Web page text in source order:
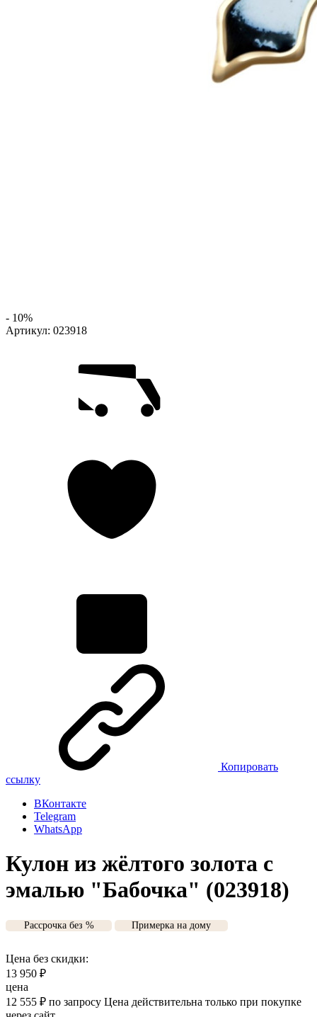
- 10%
Артикул: 023918
Копировать
ссылку
ВКонтакте
Telegram
WhatsApp
Кулон из жёлтого золота с
эмалью "Бабочка" (023918)
Рассрочка без % Примерка на дому
Цена без скидки:
13 950 ₽
цена
12 555 ₽ по запросу Цена действительна только при покупке